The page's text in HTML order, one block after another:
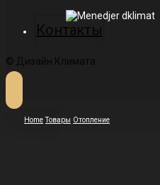
Контакты
© Дизайн Климата
Home Товары Отопление